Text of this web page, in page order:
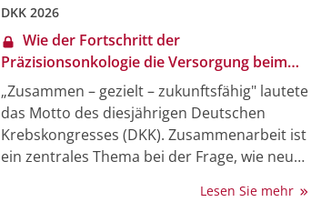
DKK 2026
Wie der Fortschritt der
Präzisionsonkologie die Versorgung beim
Multiplen Myelom verändert
„Zusammen – gezielt – zukunftsfähig" lautete
das Motto des diesjährigen Deutschen
Krebskongresses (DKK). Zusammenarbeit ist
ein zentrales Thema bei der Frage, wie neue
die Behandlung komplexer Erkrankungen
Lesen Sie mehr